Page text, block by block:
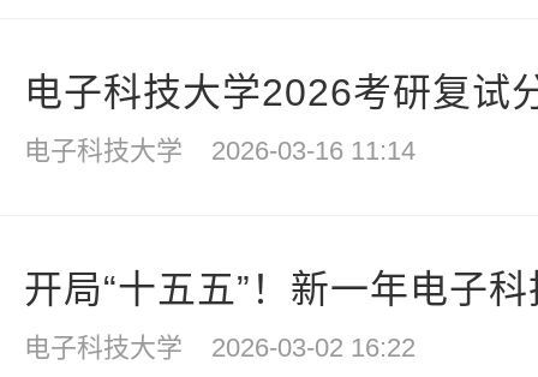
电子科技大学2026考研复试
电子科技大学 2026-03-16 11:14
开局“十五五”！新一年电子
电子科技大学 2026-03-02 16:22